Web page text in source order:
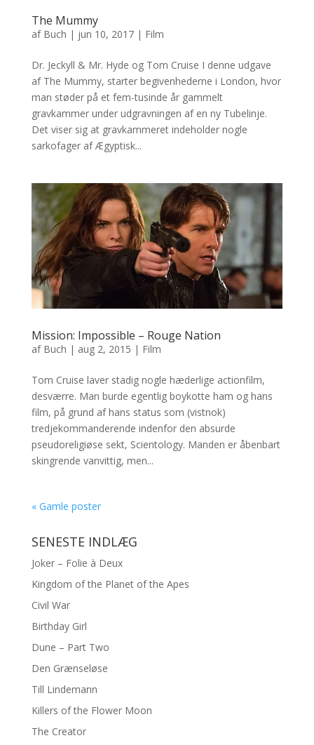
The Mummy
af Buch | jun 10, 2017| Film
Dr. Jeckyll & Mr. Hyde og Tom Cruise I denne udgave
af The Mummy, starter begivenhederne i London, hvor
man støder på et fem-tusinde år gammelt
gravkammer under udgravningen af en ny Tubelinje.
Det viser sig at gravkammeret indeholder nogle
sarkofager af Ægyptisk...
Mission: Impossible – Rouge Nation
af Buch | aug 2, 2015 | Film
Tom Cruise laver stadig nogle hæderlige actionfilm,
desværre. Man burde egentlig boykotte ham og hans
film, på grund af hans status som (vistnok)
tredjekommanderende indenfor den absurde
pseudoreligiøse sekt, Scientology. Manden er åbenbart
skingrende vanvittig, men...
« Gamle poster
SENESTE INDLÆG
Joker – Folie à Deux
Kingdom of the Planet of the Apes
Civil War
Birthday Girl
Dune – Part Two
Den Grænseløse
Till Lindemann
Killers of the Flower Moon
The Creator